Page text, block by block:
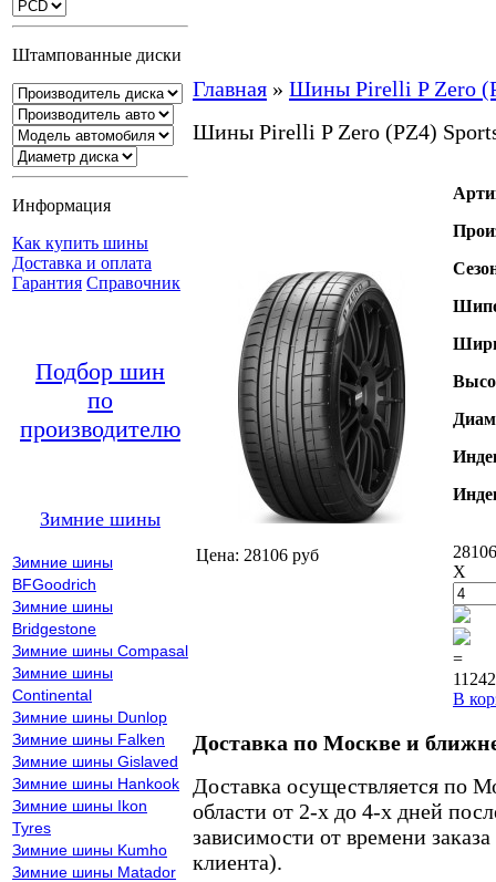
Штампованные диски
Информация
Как купить шины
Доставка и оплата
Гарантия Справочник
Подбор шин
по
производителю
Зимние шины
Зимние шины
BFGoodrich
Зимние шины
Bridgestone
Зимние шины Compasal
Зимние шины
Continental
Зимние шины Dunlop
Зимние шины Falken
Зимние шины Gislaved
Зимние шины Hankook
Зимние шины Ikon
Tyres
Зимние шины Kumho
Зимние шины Matador
Главная » Шины Pirelli P Zero
Шины Pirelli P Zero (PZ4)
Цена: 28106 руб
X
=
В
Доставка по Москве и
Доставка осуществляется по
области от 2-х до 4-х дней
зависимости от времени
клиента).